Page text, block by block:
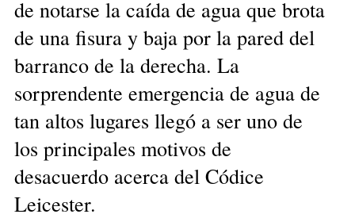
de notarse la caída de agua que brota
de una fisura y baja por la pared del
barranco de la derecha. La
sorprendente emergencia de agua de
tan altos lugares llegó a ser uno de
los principales motivos de
desacuerdo acerca del Códice
Leicester.